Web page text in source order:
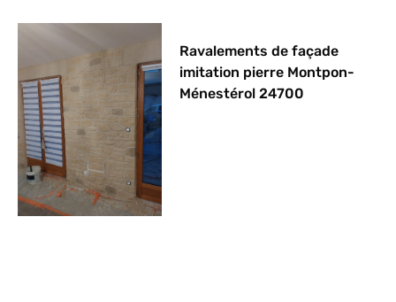
Ravalements de façade
imitation pierre Montpon-
Ménestérol 24700